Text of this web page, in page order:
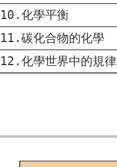
10.化學平衡
11.碳化合物的化學
12.化學世界中的規律